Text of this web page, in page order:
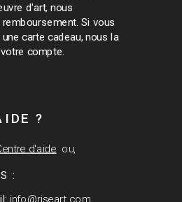
?
d'aide ou,
:
info@riseart.com
d'art, nous
Si vous
carte cadeau, nous la
compte.